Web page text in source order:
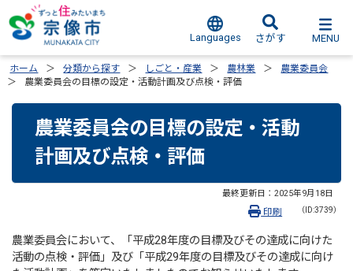
Languages さがす MENU
ホーム 分類から探す しごと・産業 農林業
農業委員会
農業委員会の目標の設定・活動計画及び点検・評価
農業委員会の目標の設定・活動
計画及び点検・評価
最終更新日： 2025年9月18日
（ID:3739）
印刷
農業委員会において、「平成28年度の目標及びその達成に向けた
活動の点検・評価」及び「平成29年度の目標及びその達成に向け